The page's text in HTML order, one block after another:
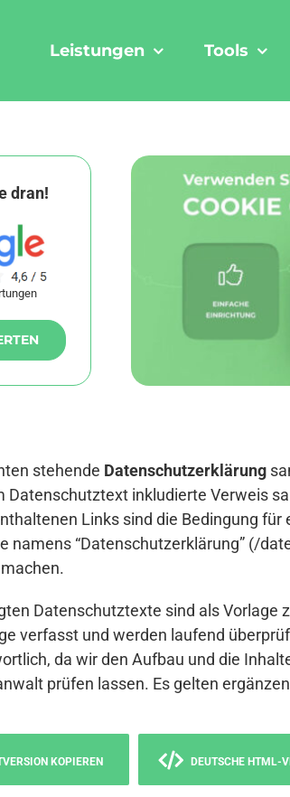
Leistungen Tools
dran!
stehende Datenschutzerklärung
Datenschutztext inkludierte Verweis
Links sind die Bedingung
namens “Datenschutzerklärung” (/
Datenschutztexte sind als Vorlage
verfasst und werden laufend
da wir den Aufbau und die
prüfen lassen. Es gelten
KOPIEREN DEUTSCHE HTML-